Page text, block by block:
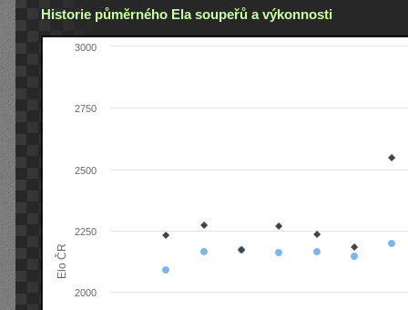
Historie půměrného Ela soupeřů a výkonnosti
Elo ČR
2000
3000
2250
2500
2750